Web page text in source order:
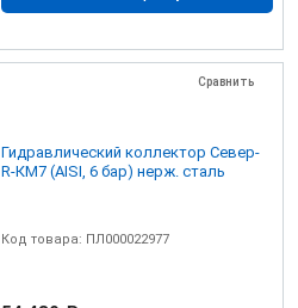
Сравнить
Гидравлический коллектор Север-
R-КМ7 (AISI, 6 бар) нерж. сталь
Код товара: ПЛ000022977